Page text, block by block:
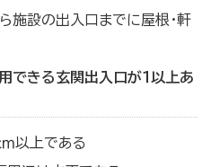
施設の出入口までに屋根・軒
できる玄関出入口が１以上あ
ｍ以上である